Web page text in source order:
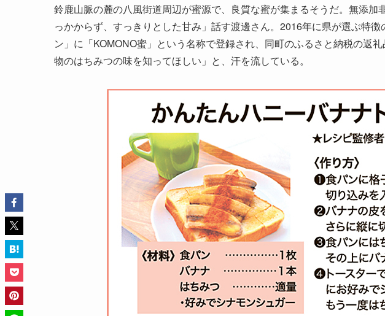
鈴鹿山脈の麓の八風街道周辺が蜜源で、良質な蜜が集まるそうだ。無添加
っかからず、すっきりとした甘み」話す渡邊さん。2016年に県が選ぶ特
ン」に「KOMONO蜜」という名称で登録され、同町のふるさと納税の返
物のはちみつの味を知ってほしい」と、汗を流している。